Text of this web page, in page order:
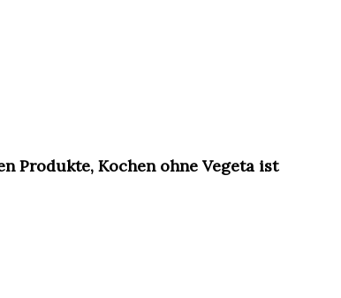
Produkte, Kochen ohne Vegeta ist